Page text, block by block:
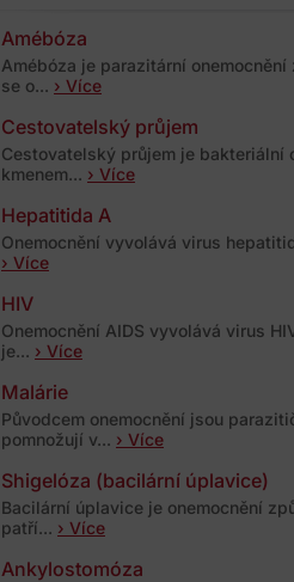
Amébóza
Amébóza je parazitární
se o... › Více
Cestovatelský průjem
Cestovatelský průjem je bakteriální
kmenem... › Více
Hepatitida A
Onemocnění vyvolává virus
› Více
HIV
Onemocnění AIDS vyvolává virus
je... › Více
Malárie
Původcem onemocnění jsou
pomnožují v... › Více
Shigelóza (bacilární úplavice)
Bacilární úplavice je onemocnění
patří... › Více
Ankylostomóza